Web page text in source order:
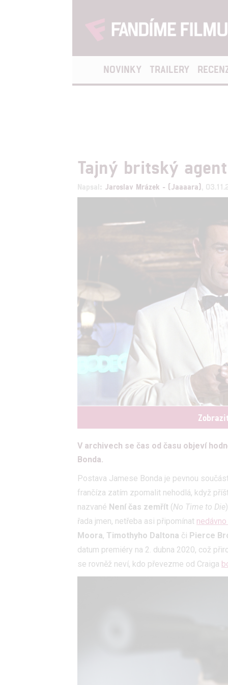
NOVINKY TRAILERY
Tajný britský
Napsal: Jaroslav Mrázek - (Jaaaara) ,
V archivech se čas od času objeví
Bonda.
Postava Jamese Bonda je pevnou
frančíza zatím zpomalit nehodlá, když
nazvané Není čas zemřít (No Time to Die
řada jmen, netřeba asi připomínat
Moora, Timothyho Daltona či Pierce
datum premiéry na 2. dubna 2020, což
se rovněž neví, kdo převezme od Craiga